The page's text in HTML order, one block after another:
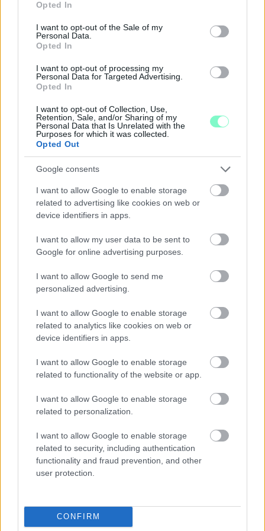
use your data for below specified purposes in below Google
consent section.
Opted In
I want to opt-out of the Sale of my
Personal Data.
Opted In
I want to opt-out of processing my
Personal Data for Targeted Advertising.
Opted In
I want to opt-out of Collection, Use,
Retention, Sale, and/or Sharing of my
Personal Data that Is Unrelated with the
Purposes for which it was collected.
Opted Out
Google consents
I want to allow Google to enable storage
related to advertising like cookies on web or
device identifiers in apps.
I want to allow my user data to be sent to
Google for online advertising purposes.
I want to allow Google to send me
personalized advertising.
I want to allow Google to enable storage
related to analytics like cookies on web or
device identifiers in apps.
I want to allow Google to enable storage
related to functionality of the website or app.
I want to allow Google to enable storage
related to personalization.
I want to allow Google to enable storage
related to security, including authentication
functionality and fraud prevention, and other
user protection.
CONFIRM
NYITJÁK MEG A FELÚJÍTÁS ALATT ÁLLÓ HECSEI ÚTI
FELÜLJÁRÓT
Hétfőn hajnali négy órától ismét minden közlekedő használhatja
Szólj hozzá!
KICSERÉLTÉK A GYŐRI KÓRHÁZBAN
Megkezdték az elhalasztott egészségügyi ellátásokat.